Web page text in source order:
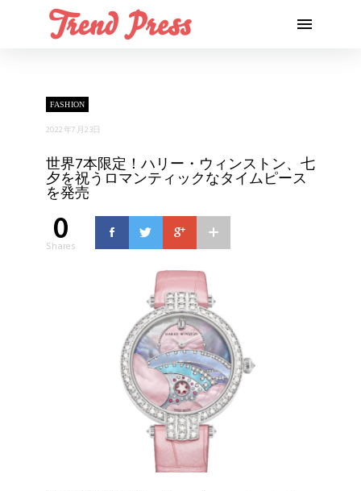
FASHION
2022年7月23日
世界7本限定！ハリー・ウィンストン、七
夕を祝うロマンティックなタイムピース
を発売
0
Shares